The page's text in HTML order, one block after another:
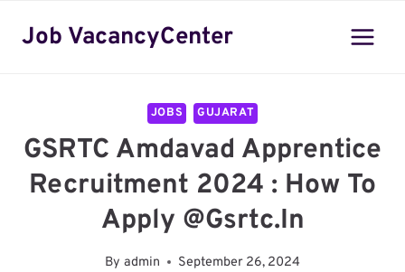
Job VacancyCenter
JOBS GUJARAT
GSRTC Amdavad Apprentice
Recruitment 2024 : How To
Apply @Gsrtc.in
By admin September 26, 2024